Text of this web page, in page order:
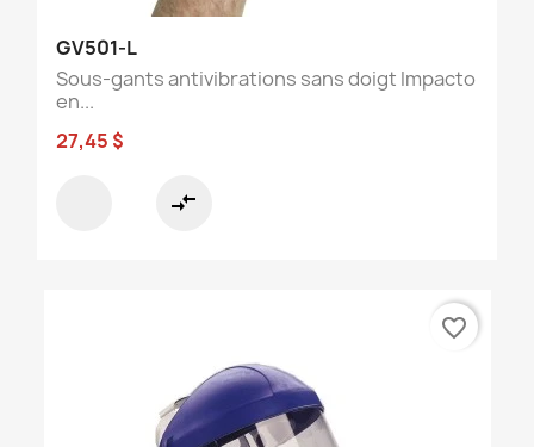
GV501-L
Sous-gants antivibrations sans doigt Impacto
en...
27,45 $
compare_arrows
favorite_border